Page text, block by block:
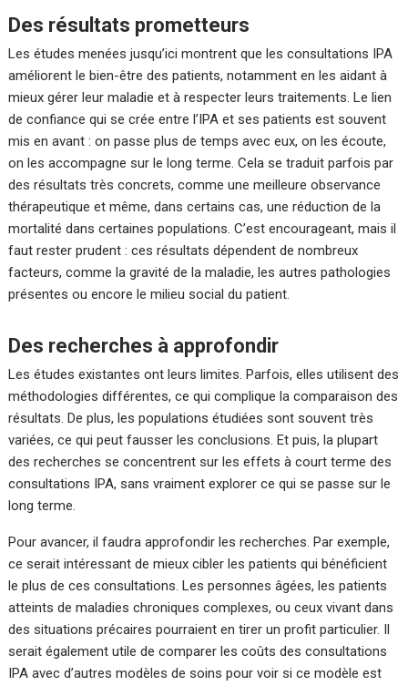
Des résultats prometteurs
Les études menées jusqu’ici montrent que les consultations IPA
améliorent le bien-être des patients, notamment en les aidant à
mieux gérer leur maladie et à respecter leurs traitements. Le lien
de confiance qui se crée entre l’IPA et ses patients est souvent
mis en avant : on passe plus de temps avec eux, on les écoute,
on les accompagne sur le long terme. Cela se traduit parfois par
des résultats très concrets, comme une meilleure observance
thérapeutique et même, dans certains cas, une réduction de la
mortalité dans certaines populations. C’est encourageant, mais il
faut rester prudent : ces résultats dépendent de nombreux
facteurs, comme la gravité de la maladie, les autres pathologies
présentes ou encore le milieu social du patient.
Des recherches à approfondir
Les études existantes ont leurs limites. Parfois, elles utilisent des
méthodologies différentes, ce qui complique la comparaison des
résultats. De plus, les populations étudiées sont souvent très
variées, ce qui peut fausser les conclusions. Et puis, la plupart
des recherches se concentrent sur les effets à court terme des
consultations IPA, sans vraiment explorer ce qui se passe sur le
long terme.
Pour avancer, il faudra approfondir les recherches. Par exemple,
ce serait intéressant de mieux cibler les patients qui bénéficient
le plus de ces consultations. Les personnes âgées, les patients
atteints de maladies chroniques complexes, ou ceux vivant dans
des situations précaires pourraient en tirer un profit particulier. Il
serait également utile de comparer les coûts des consultations
IPA avec d’autres modèles de soins pour voir si ce modèle est